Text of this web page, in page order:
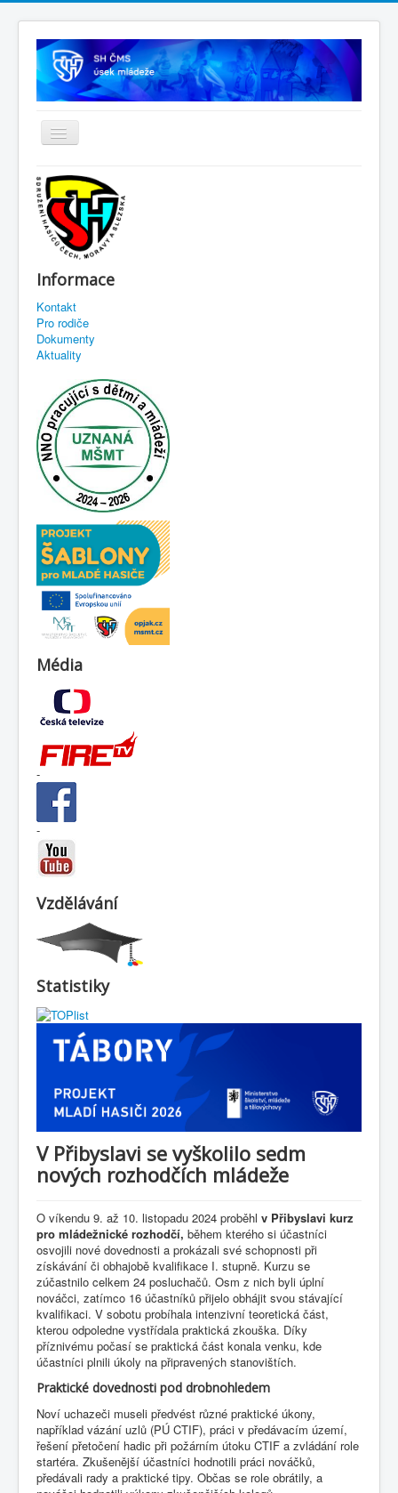
Informace
Kontakt
Pro rodiče
Dokumenty
Aktuality
Média
-
-
Vzdělávání
Statistiky
V Přibyslavi se vyškolilo sedm
nových rozhodčích mládeže
O víkendu 9. až 10. listopadu 2024 proběhl v Přibyslavi kurz
pro mládežnické rozhodčí, během kterého si účastníci
osvojili nové dovednosti a prokázali své schopnosti při
získávání či obhajobě kvalifikace I. stupně. Kurzu se
zúčastnilo celkem 24 posluchačů. Osm z nich byli úplní
nováčci, zatímco 16 účastníků přijelo obhájit svou stávající
kvalifikaci. V sobotu probíhala intenzivní teoretická část,
kterou odpoledne vystřídala praktická zkouška. Díky
příznivému počasí se praktická část konala venku, kde
účastníci plnili úkoly na připravených stanovištích.
Praktické dovednosti pod drobnohledem
Noví uchazeči museli předvést různé praktické úkony,
například vázání uzlů (PÚ CTIF), práci v předávacím území,
řešení přetočení hadic při požárním útoku CTIF a zvládání role
startéra. Zkušenější účastníci hodnotili práci nováčků,
předávali rady a praktické tipy. Občas se role obrátily, a